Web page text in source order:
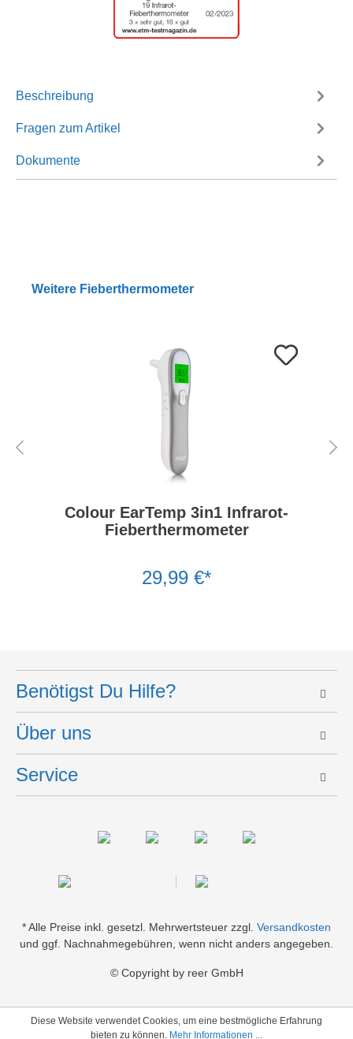
Beschreibung
Fragen zum Artikel
Dokumente
Weitere Fieberthermometer
Colour EarTemp 3in1 Infrarot-
Fieberthermometer
29,99 €*
Benötigst Du Hilfe?
Über uns
Service
* Alle Preise inkl. gesetzl. Mehrwertsteuer zzgl. Versandkosten
und ggf. Nachnahmegebühren, wenn nicht anders angegeben.
© Copyright by reer GmbH
Diese Website verwendet Cookies, um eine bestmögliche Erfahrung
bieten zu können. Mehr Informationen ...